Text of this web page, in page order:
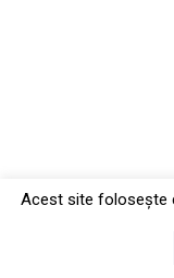
Acest site foloseşte